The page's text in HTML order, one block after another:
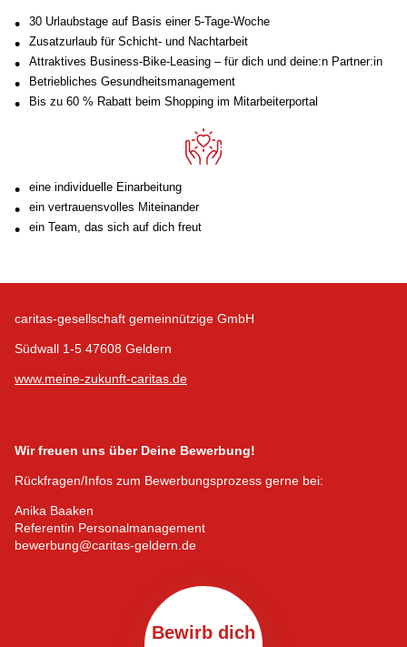
30 Urlaubstage auf Basis einer 5-Tage-Woche
Zusatzurlaub für Schicht- und Nachtarbeit
Attraktives Business-Bike-Leasing – für dich und deine:n Partner:in
Betriebliches Gesundheitsmanagement
Bis zu 60 % Rabatt beim Shopping im Mitarbeiterportal
eine individuelle Einarbeitung
ein vertrauensvolles Miteinander
ein Team, das sich auf dich freut
caritas-gesellschaft gemeinnützige GmbH
Südwall 1-5 47608 Geldern
www.meine-zukunft-caritas.de
Wir freuen uns über Deine Bewerbung!
Rückfragen/Infos zum Bewerbungsprozess gerne bei:
Anika Baaken
Referentin Personalmanagement
bewerbung@caritas-geldern.de
Bewirb dich